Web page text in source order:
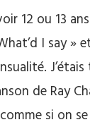
12 ou 13
I say »
de Ray
si on